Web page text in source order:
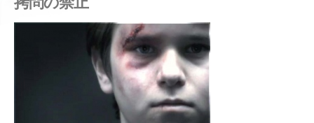
推薦の言葉
プログラムの実施
コンテスト